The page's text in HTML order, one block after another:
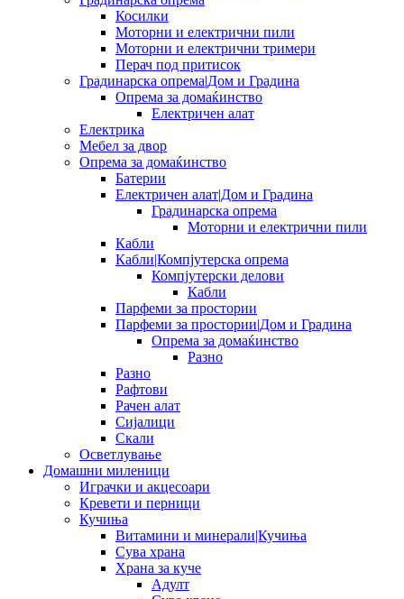
Косилки
Моторни и електрични пили
Моторни и електрични тримери
Перач под притисок
Градинарска опрема|Дом и Градина
Опрема за домаќинство
Електричен алат
Електрика
Мебел за двор
Опрема за домаќинство
Батерии
Електричен алат|Дом и Градина
Градинарска опрема
Моторни и електрични пили
Кабли
Кабли|Компјутерска опрема
Компјутерски делови
Кабли
Парфеми за простории
Парфеми за простории|Дом и Градина
Опрема за домаќинство
Разно
Разно
Рафтови
Рачен алат
Сијалици
Скали
Осветлување
Домашни миленици
Играчки и акцесоари
Кревети и перници
Кучиња
Витамини и минерали|Кучиња
Сува храна
Храна за куче
Адулт